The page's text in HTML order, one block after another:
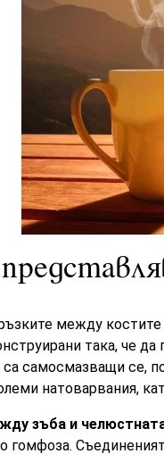
между
така, че
са самосмазващи се,
натоварвания,
зъба и
гомфоза.